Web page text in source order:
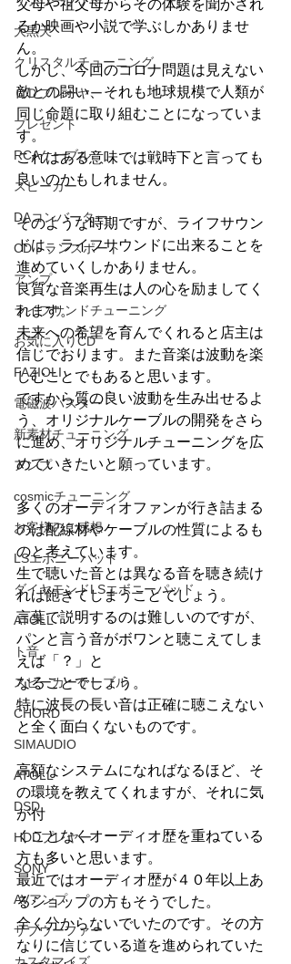
大黒天
クリスタルチューニング
ＣＤプレーヤー
プレゼント
RCAケーブル
スピーカー
DAコンバーター
CDトランスポート
アンプ
ライフサンドチューニング
お気に入りCD
FAZIOLI
電磁波バスター
新素材チューニング
アンプ
cosmicチューニング
お客様のご感想
LSエボニーパッド
ダイヤモンドLSエボニーパッド
ATOLL
ト音
スピーカーケーブル
CHORD
SIMAUDIO
ATOLL
DSD
HDDプレヤー
SONY
AVアンプ
サブウーファー
父母や祖父母からその体験を聞かされ
るか映画や小説で学ぶしかありませ
ん。
しかし、今回のコロナ問題は見えない
敵との闘い、それも地球規模で人類が
同じ命題に取り組むことになっていま
す。
これはある意味では戦時下と言っても
良いのかもしれません。
そのような時期ですが、ライフサウン
ドは、ライフサウンドに出来ることを
進めていくしかありません。
良質な音楽再生は人の心を励ましてく
れます。
未来への希望を育んでくれると店主は
信じでおります。また音楽は波動を楽
しむことでもあると思います。
ですから質の良い波動を生み出せるよ
う、オリジナルケーブルの開発をさら
に進め、オリジナルチューニングを広
めていきたいと願っています。
多くのオーディオファンが行き詰まる
のは配線材やケーブルの性質によるも
のと考えています。
生で聴いた音とは異なる音を聴き続け
れば飽きてしまうことでしょう。
言葉で説明するのは難しいのですが、
パンと言う音がボワンと聴こえてしま
えば「？」と
なることでしょう。
特に波長の長い音は正確に聴こえない
と全く面白くないものです。
高額なシステムになればなるほど、そ
の環境を教えてくれますが、それに気
が付
くことなくオーディオ歴を重ねている
方も多いと思います。
最近ではオーディオ歴が４０年以上あ
るショップの方もそうでした。
全く分からないでいたのです。その方
なりに信じている道を進められていた